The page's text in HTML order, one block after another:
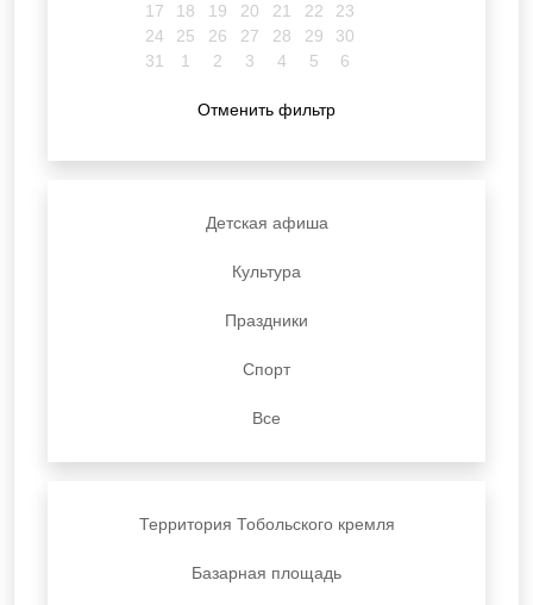
17
18 19 20 21 22
23
24
25 26 27 28 29
30
31
1 2 3 4 5 6
Отменить фильтр
Детская афиша
Культура
Праздники
Спорт
Все
Территория Тобольского кремля
Базарная площадь